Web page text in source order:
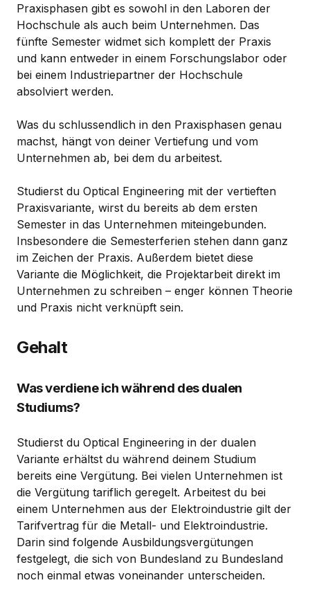
Praxisphasen gibt es sowohl in den Laboren der
Hochschule als auch beim Unternehmen. Das
fünfte Semester widmet sich komplett der Praxis
und kann entweder in einem Forschungslabor oder
bei einem Industriepartner der Hochschule
absolviert werden.
Was du schlussendlich in den Praxisphasen genau
machst, hängt von deiner Vertiefung und vom
Unternehmen ab, bei dem du arbeitest.
Studierst du Optical Engineering mit der vertieften
Praxisvariante, wirst du bereits ab dem ersten
Semester in das Unternehmen miteingebunden.
Insbesondere die Semesterferien stehen dann ganz
im Zeichen der Praxis. Außerdem bietet diese
Variante die Möglichkeit, die Projektarbeit direkt im
Unternehmen zu schreiben – enger können Theorie
und Praxis nicht verknüpft sein.
Gehalt
Was verdiene ich während des dualen
Studiums?
Studierst du Optical Engineering in der dualen
Variante erhältst du während deinem Studium
bereits eine Vergütung. Bei vielen Unternehmen ist
die Vergütung tariflich geregelt. Arbeitest du bei
einem Unternehmen aus der Elektroindustrie gilt der
Tarifvertrag für die Metall- und Elektroindustrie.
Darin sind folgende Ausbildungsvergütungen
festgelegt, die sich von Bundesland zu Bundesland
noch einmal etwas voneinander unterscheiden.